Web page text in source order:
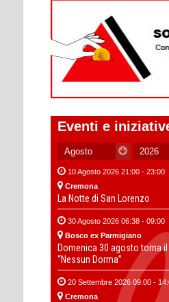
Eventi e
10 Agosto 2026 21:00 - 23:00
Cremona
La Notte di San Lorenzo
30 Agosto 2026 06:38 - 09:00
Bosco ex Parmigiano
Domenica 30 agosto torna
“Nessun Dorma”
20 Settembre 2026 09:00 -
Cremona